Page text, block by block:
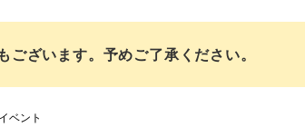
ざいます。予めご了承ください。
ベント